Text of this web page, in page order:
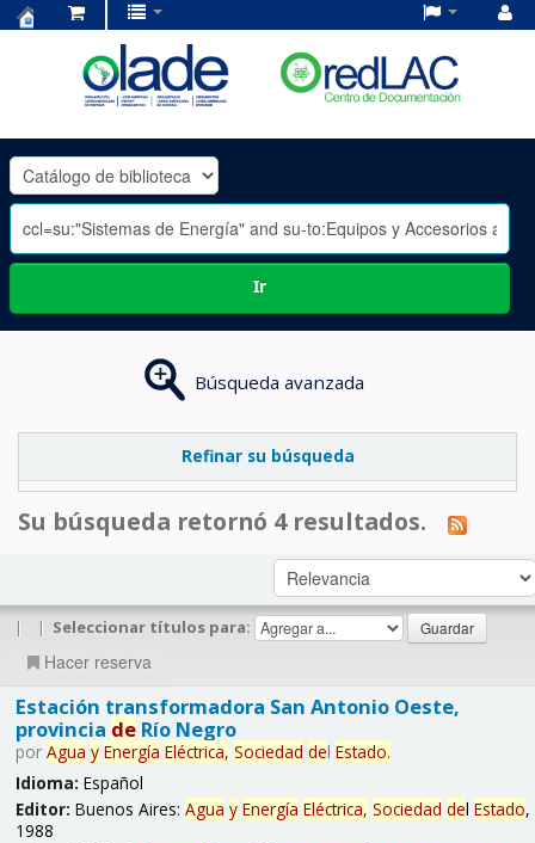
OLADE
-
Ir
Búsqueda avanzada
Refinar su búsqueda
Su búsqueda retornó 4 resultados.
| | Seleccionar títulos para:
Hacer reserva
Estación transformadora San Antonio Oeste,
provincia deRío Negro
por Agua y Energía Eléctrica, Sociedad del Estado.
Idioma: Español
Editor: Buenos Aires: Agua y Energía Eléctrica, Sociedad del Estado,
1988